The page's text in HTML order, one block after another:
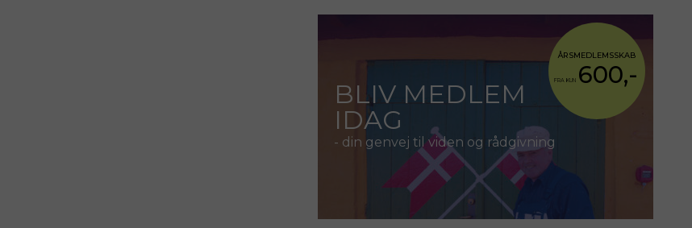
BLIV MEDLEM
IDAG
- din genvej til viden og rådgivning
ÅRSMEDLEMSSKAB
FRA KUN 600,-